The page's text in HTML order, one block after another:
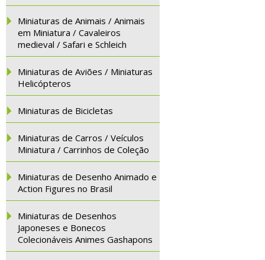
Miniaturas de Animais / Animais
em Miniatura / Cavaleiros
medieval / Safari e Schleich
Miniaturas de Aviões / Miniaturas
Helicópteros
Miniaturas de Bicicletas
Miniaturas de Carros / Veículos
Miniatura / Carrinhos de Coleção
Miniaturas de Desenho Animado e
Action Figures no Brasil
Miniaturas de Desenhos
Japoneses e Bonecos
Colecionáveis Animes Gashapons